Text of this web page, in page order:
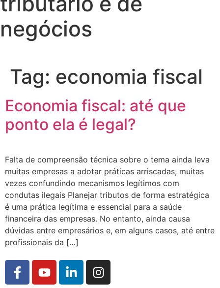
negócios
Tag: economia fiscal
Economia fiscal: até que
ponto ela é legal?
Falta de compreensão técnica sobre o tema ainda leva
muitas empresas a adotar práticas arriscadas, muitas
vezes confundindo mecanismos legítimos com
condutas ilegais Planejar tributos de forma estratégica
é uma prática legítima e essencial para a saúde
financeira das empresas. No entanto, ainda causa
dúvidas entre empresários e, em alguns casos, até entre
profissionais da […]